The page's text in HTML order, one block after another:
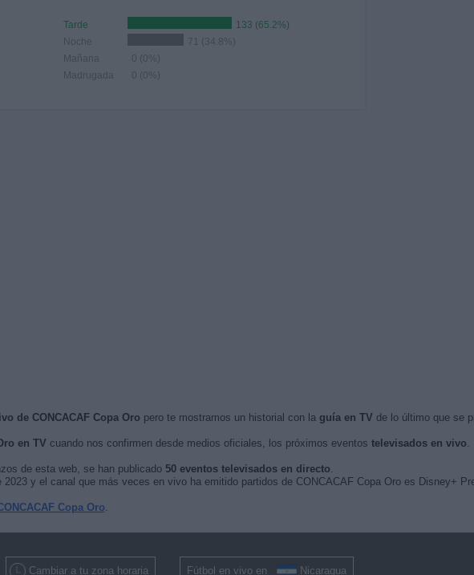
Tarde
133 (65.2%)
Noche
71 (34.8%)
Mañana
0 (0%)
Madrugada
0 (0%)
de CONCACAF Copa Oro pero te mostramos un historial con la guía en TV de lo último que se
en TV cuando nos confirmen desde medios oficiales, los próximos eventos televisados en vivo.
de esta web, se han publicado 50 eventos televisados en directo.
y el canal que más veces en vivo ha emitido partidos de CONCACAF Copa Oro es Disney+
Copa Oro.
Cambiar a tu zona horaria Fútbol en vivo en Nicaragua